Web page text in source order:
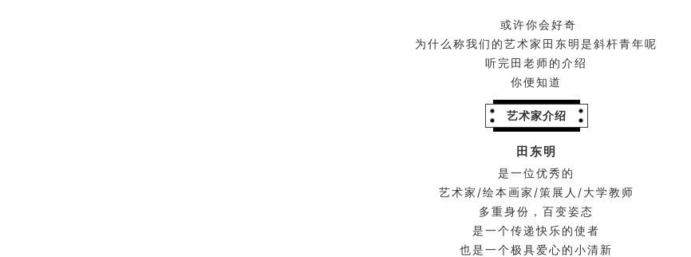
或许你会好奇
为什么称我们的艺术家田东明是斜杆青年呢
听完田老师的介绍
你便知道
艺术家介绍
田东明
是一位优秀的
艺术家/绘本画家/策展人/大学教师
多重身份，百变姿态
是一个传递快乐的使者
也是一个极具爱心的小清新